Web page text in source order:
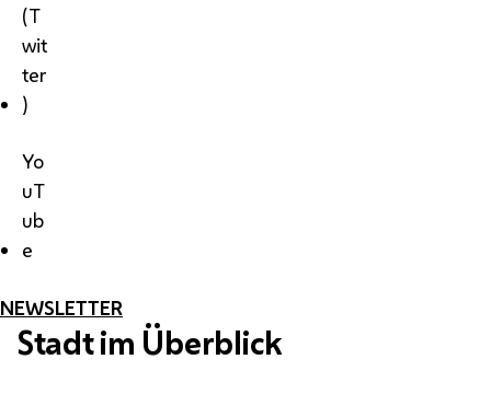
(T
wit
ter
)
Yo
uT
ub
e
NEWSLETTER
Stadt im Überblick